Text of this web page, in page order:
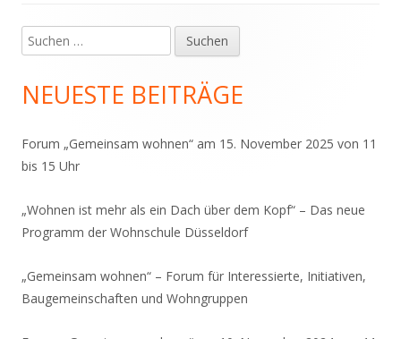
Haupt-
Seitenleiste
Suchen
nach:
NEUESTE BEITRÄGE
Forum „Gemeinsam wohnen“ am 15. November 2025 von 11
bis 15 Uhr
„Wohnen ist mehr als ein Dach über dem Kopf“ – Das neue
Programm der Wohnschule Düsseldorf
„Gemeinsam wohnen“ – Forum für Interessierte, Initiativen,
Baugemeinschaften und Wohngruppen